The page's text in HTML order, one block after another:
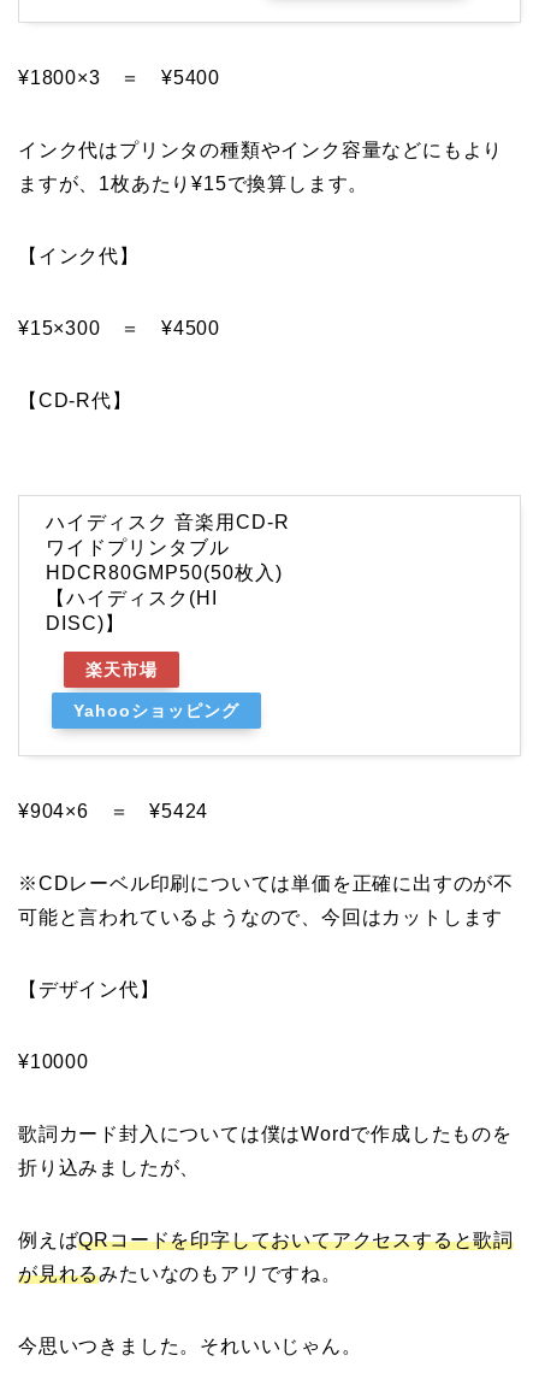
¥1800×3 ＝ ¥5400
インク代はプリンタの種類やインク容量などにもより
ますが、1枚あたり¥15で換算します。
【インク代】
¥15×300 ＝ ¥4500
【CD-R代】
ハイディスク 音楽用CD-R
ワイドプリンタブル
HDCR80GMP50(50枚入)
【ハイディスク(HI
DISC)】
楽天市場
Yahooショッピング
¥904×6 ＝ ¥5424
※CDレーベル印刷については単価を正確に出すのが不
可能と言われているようなので、今回はカットします
【デザイン代】
¥10000
歌詞カード封入については僕はWordで作成したものを
折り込みましたが、
例えばQRコードを印字しておいてアクセスすると歌詞
が見れるみたいなのもアリですね。
今思いつきました。それいいじゃん。